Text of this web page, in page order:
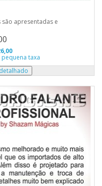
são apresentadas e
taxa